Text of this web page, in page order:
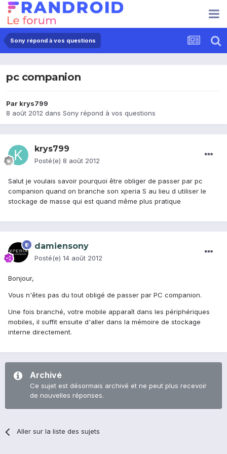
Sony répond à vos questions
pc companion
Par krys799
8 août 2012 dans Sony répond à vos questions
krys799
Posté(e) 8 août 2012
Salut je voulais savoir pourquoi être obliger de passer par pc
companion quand on branche son xperia S au lieu d utiliser le
stockage de masse qui est quand même plus pratique
damiensony
Posté(e) 14 août 2012
Bonjour,
Vous n'êtes pas du tout obligé de passer par PC companion.
Une fois branché, votre mobile apparaît dans les périphériques
mobiles, il suffit ensuite d'aller dans la mémoire de stockage
interne directement.
Archivé
Ce sujet est désormais archivé et ne peut plus recevoir
de nouvelles réponses.
Aller sur la liste des sujets